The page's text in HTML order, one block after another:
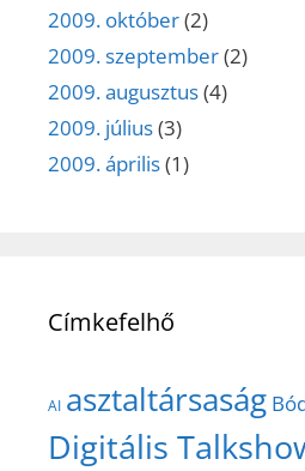
2009. október(2)
2009. szeptember(2)
2009. augusztus(4)
2009. július(3)
2009. április(1)
Címkefelhő
AI asztaltársaság
Digitális